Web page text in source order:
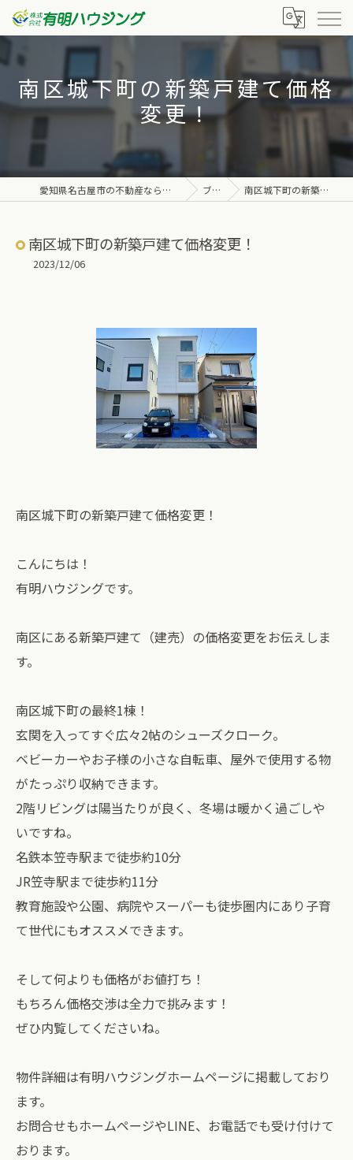
南区城下町の新築戸建て価格
変更！
愛知県名古屋市の不動産なら株式会社有明ハウジング ブログ 南区城下町の新築戸建て価格変更！
南区城下町の新築戸建て価格変更！
2023/12/06
南区城下町の新築戸建て価格変更！
こんにちは！
有明ハウジングです。
南区にある新築戸建て（建売）の価格変更をお伝えしま
す。
南区城下町の最終1棟！
玄関を入ってすぐ広々2帖のシューズクローク。
ベビーカーやお子様の小さな自転車、屋外で使用する物
がたっぷり収納できます。
2階リビングは陽当たりが良く、冬場は暖かく過ごしや
いですね。
名鉄本笠寺駅まで徒歩約10分
JR笠寺駅まで徒歩約11分
教育施設や公園、病院やスーパーも徒歩圏内にあり子育
て世代にもオススメできます。
そして何よりも価格がお値打ち！
もちろん価格交渉は全力で挑みます！
ぜひ内覧してくださいね。
物件詳細は有明ハウジングホームページに掲載しており
ます。
お問合せもホームページやLINE、お電話でも受け付けて
おります。